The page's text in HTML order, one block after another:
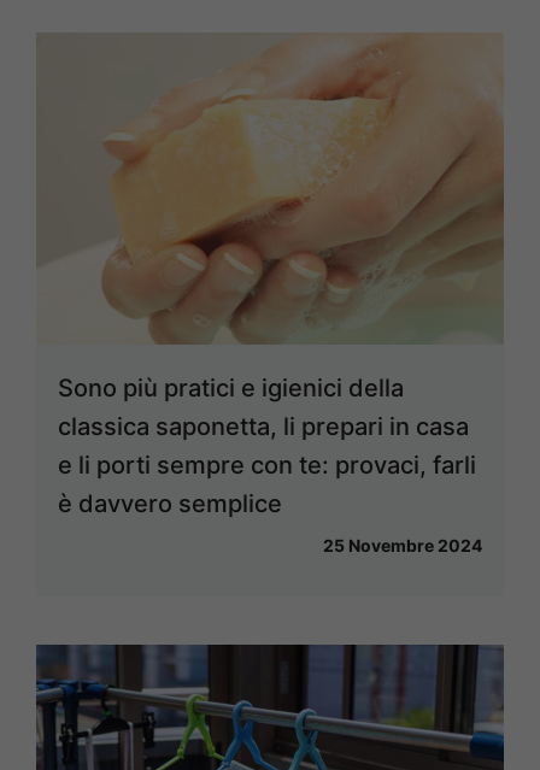
Sono più pratici e igienici della
classica saponetta, li prepari in casa
e li porti sempre con te: provaci, farli
è davvero semplice
25 Novembre 2024